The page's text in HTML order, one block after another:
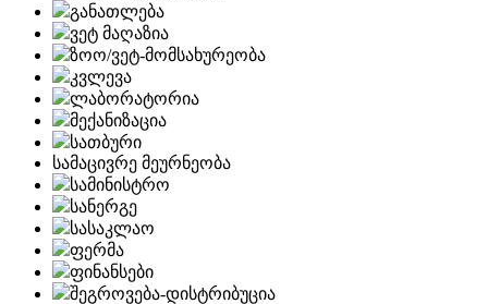
განათლება
ვეტ მაღაზია
ზოო/ვეტ-მომსახურეობა
კვლევა
ლაბორატორია
მექანიზაცია
სათბური
სამაცივრე მეურნეობა
სამინისტრო
სანერგე
სასაკლაო
ფერმა
ფინანსები
შეგროვება-დისტრიბუცია